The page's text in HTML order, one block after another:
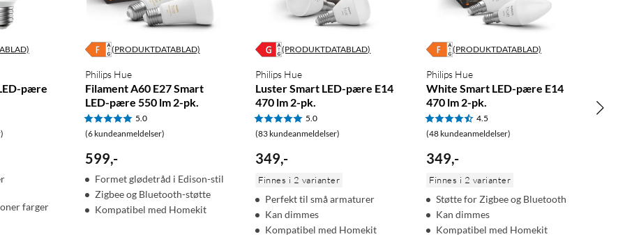
Hue Bridge
Apple HomeKit, Matter, IFTTT
light, soloppgang/solnedgang)
pære
farger
(PRODUKTDATABLAD)
Philips Hue
Filament A60 E27 Smart
LED-pære 550 lm 2-pk.
5.0
(6 kundeanmeldelser)
599,-
Formet glødetråd i Edison-stil
Zigbee og Bluetooth-støtte
Kompatibel med Homekit
(PRODUKTDATABLAD)
Philips Hue
Luster Smart LED-pære E14
470 lm 2-pk.
5.0
(83 kundeanmeldelser)
349,-
Finnes i 2 varianter
Perfekt til små armaturer
Kan dimmes
Kompatibel med Homekit
(PRODUKTDATABLAD)
Philips Hue
White Smart LED-pære E14
470 lm 2-pk.
4.5
(48 kundeanmeldelser)
349,-
Finnes i 2 varianter
Støtte for Zigbee og Bluetooth
Kan dimmes
Kompatibel med Homekit